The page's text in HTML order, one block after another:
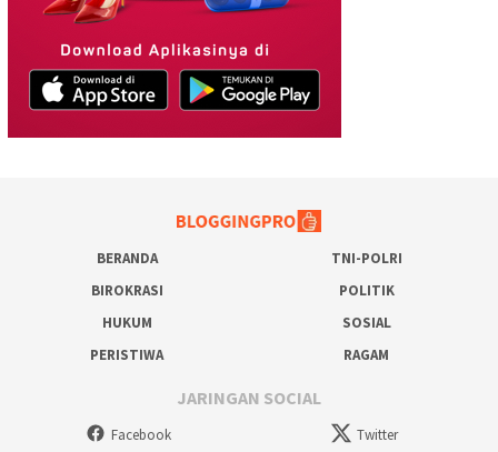
BERANDA
TNI-POLRI
BIROKRASI
POLITIK
HUKUM
SOSIAL
PERISTIWA
RAGAM
JARINGAN SOCIAL
Facebook Twitter